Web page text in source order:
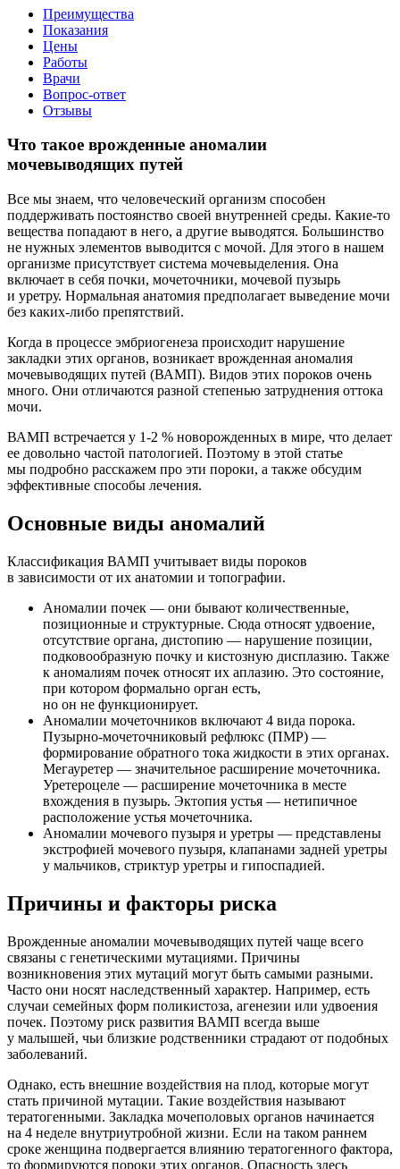
Преимущества
Показания
Цены
Работы
Врачи
Вопрос-ответ
Отзывы
Что такое врожденные аномалии
мочевыводящих путей
Все мы знаем, что человеческий организм способен
поддерживать постоянство своей внутренней среды. Какие-то
вещества попадают в него, а другие выводятся. Большинство
не нужных элементов выводится с мочой. Для этого в нашем
организме присутствует система мочевыделения. Она
включает в себя почки, мочеточники, мочевой пузырь
и уретру. Нормальная анатомия предполагает выведение мочи
без каких-либо препятствий.
Когда в процессе эмбриогенеза происходит нарушение
закладки этих органов, возникает врожденная аномалия
мочевыводящих путей (ВАМП). Видов этих пороков очень
много. Они отличаются разной степенью затруднения оттока
мочи.
ВАМП встречается у 1-2 % новорожденных в мире, что делает
ее довольно частой патологией. Поэтому в этой статье
мы подробно расскажем про эти пороки, а также обсудим
эффективные способы лечения.
Основные виды аномалий
Классификация ВАМП учитывает виды пороков
в зависимости от их анатомии и топографии.
Аномалии почек — они бывают количественные,
позиционные и структурные. Сюда относят удвоение,
отсутствие органа, дистопию — нарушение позиции,
подковообразную почку и кистозную дисплазию. Также
к аномалиям почек относят их аплазию. Это состояние,
при котором формально орган есть,
но он не функционирует.
Аномалии мочеточников включают 4 вида порока.
Пузырно-мочеточниковый рефлюкс (ПМР) —
формирование обратного тока жидкости в этих органах.
Мегауретер — значительное расширение мочеточника.
Уретероцеле — расширение мочеточника в месте
вхождения в пузырь. Эктопия устья — нетипичное
расположение устья мочеточника.
Аномалии мочевого пузыря и уретры — представлены
экстрофией мочевого пузыря, клапанами задней уретры
у мальчиков, стриктур уретры и гипоспадией.
Причины и факторы риска
Врожденные аномалии мочевыводящих путей чаще всего
связаны с генетическими мутациями. Причины
возникновения этих мутаций могут быть самыми разными.
Часто они носят наследственный характер. Например, есть
случаи семейных форм поликистоза, агенезии или удвоения
почек. Поэтому риск развития ВАМП всегда выше
у малышей, чьи близкие родственники страдают от подобных
заболеваний.
Однако, есть внешние воздействия на плод, которые могут
стать причиной мутации. Такие воздействия называют
тератогенными. Закладка мочеполовых органов начинается
на 4 неделе внутриутробной жизни. Если на таком раннем
сроке женщина подвергается влиянию тератогенного фактора,
то формируются пороки этих органов. Опасность здесь